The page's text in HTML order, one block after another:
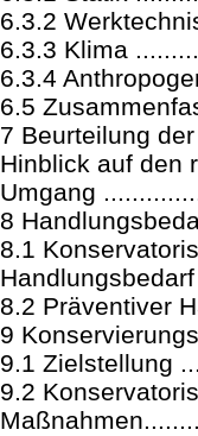
6.3.2
6.3.3 Klima
6.3.4
6.5
7 Beurteilung
Hinblick auf den
Umgang
8
8.1
8.2 Präventiver
9
9.1 Zielstellung
9.2